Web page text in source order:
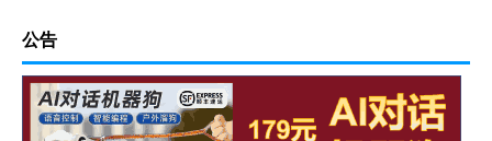
公告